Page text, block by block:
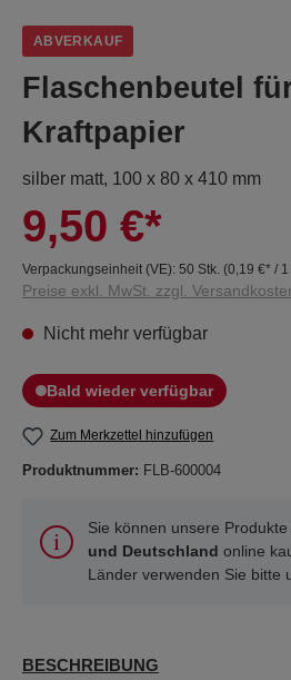
ABVERKAUF
Flaschenbeutel
Kraftpapier
silber matt, 100 x 80 x 410 mm
9,50 €*
Verpackungseinheit (VE): 50 Stk. (0,19 €* / 1
Preise exkl. MwSt. zzgl.
Nicht mehr verfügbar
Bald wieder verfügbar
Zum Merkzettel hinzufügen
Produktnummer: FLB-600004
Sie können unsere Produkte
und Deutschland online
Länder verwenden Sie bitte
BESCHREIBUNG